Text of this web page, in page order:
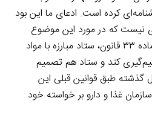
کرده است. ادعای ما این بود
نیست که در مورد این موضوع
تصمیم‌گیری کند و برحسب ماده ۳۳ قانون، ستاد مبارزه با مواد
کند و ستاد هم تصمیم
گذشته طبق قوانین قبلی این
غذا و دارو بر خواسته خود